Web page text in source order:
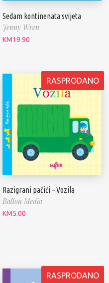
Sedam kontinenata svijeta
Jenny Wren
KM19.90
RASPRODANO
Razigrani pačići – Vozila
Ballon Media
KM5.00
RASPRODANO